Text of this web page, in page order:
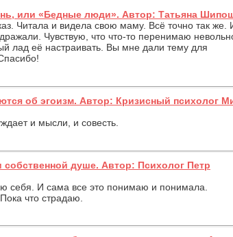
или «Бедные люди». Автор: Татьяна
Читала и видела свою маму. Всё точно так же.
Чувствую, что что-то перенимаю
лад её настраивать. Вы мне дали тему для
об эгоизм. Автор: Кризисный психолог
и мысли, и совесть.
душе. Автор: Психолог Петр
себя. И сама все это понимаю и понимала.
что страдаю.